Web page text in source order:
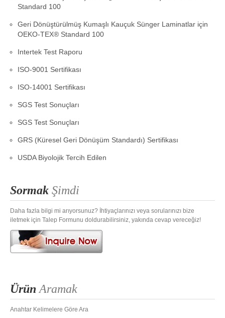
Standard 100
Geri Dönüştürülmüş Kumaşlı Kauçuk Sünger Laminatlar için
OEKO-TEX® Standard 100
Intertek Test Raporu
ISO-9001 Sertifikası
ISO-14001 Sertifikası
SGS Test Sonuçları
SGS Test Sonuçları
GRS (Küresel Geri Dönüşüm Standardı) Sertifikası
USDA Biyolojik Tercih Edilen
Sormak Şimdi
Daha fazla bilgi mi arıyorsunuz? İhtiyaçlarınızı veya sorularınızı bize
iletmek için Talep Formunu doldurabilirsiniz, yakında cevap vereceğiz!
Ürün Aramak
Anahtar Kelimelere Göre Ara